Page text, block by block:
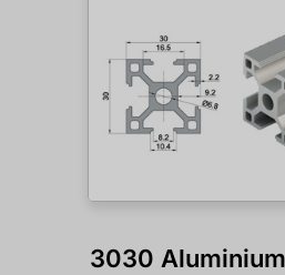
3030